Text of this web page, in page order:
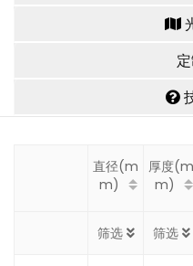
直径(m
m)
厚度(m
m)
筛选 筛选